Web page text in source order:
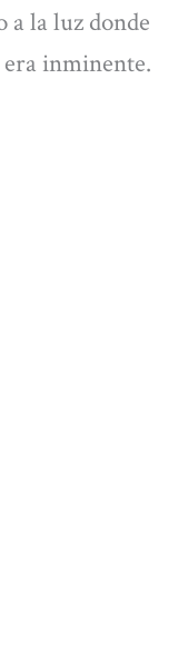
la luz donde
era inminente.